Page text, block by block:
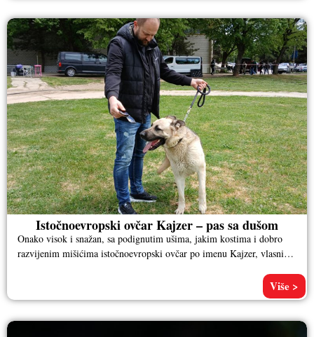
Istočnoevropski ovčar Kajzer – pas sa dušom
Onako visok i snažan, sa podignutim ušima, jakim kostima i dobro
razvijenim mišićima istočnoevropski ovčar po imenu Kajzer, vlasnika
Više >